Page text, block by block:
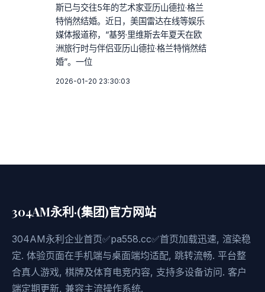
斯已与交往5年的艺术家亚历山德拉·格兰
特悄然结婚。近日，美国雷达在线等娱乐
媒体报道称，“基努·里维斯去年夏天在欧
洲旅行时与伴侣亚历山德拉·格兰特悄然结
婚”。一位
2026-01-20 23:30:03
304AM永利·(集团)官方网站
304AM永利企业首页✅pa558.cc✅首页加载迅速, 渲染稳
定. 体验页面在手机端与桌面端均适配, 跳转流畅. 平台整
合真人游戏, 棋牌及体育电竞内容, 支持多设备访问. 客户
端定期更新, 兼容主流操作系统.